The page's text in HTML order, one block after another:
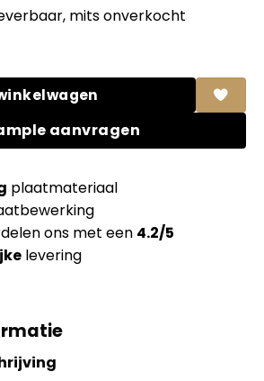
mits onverkocht
FR 00625 CST Silicon 70% PEFC
aanvragen
plaatmateriaal
ons met een 4.2/5
levering